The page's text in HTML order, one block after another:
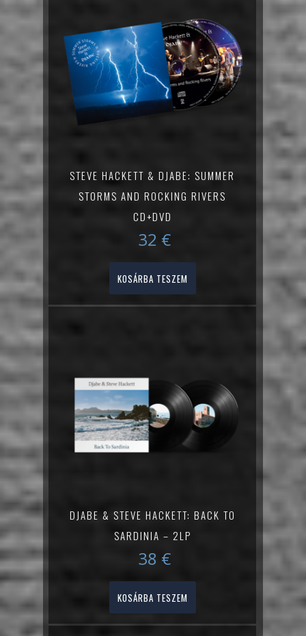
STEVE HACKETT & DJABE: SUMMER
STORMS AND ROCKING RIVERS
CD+DVD
32 €
KOSÁRBA TESZEM
DJABE & STEVE HACKETT: BACK TO
SARDINIA – 2LP
38 €
KOSÁRBA TESZEM